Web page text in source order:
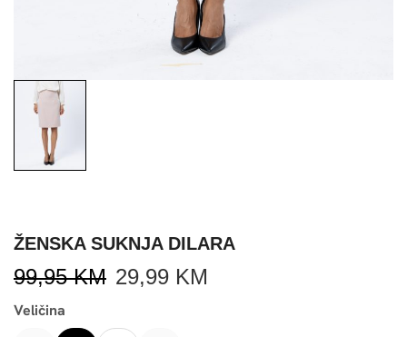
ŽENSKA SUKNJA DILARA
99,95KM 29,99 KM
Veličina